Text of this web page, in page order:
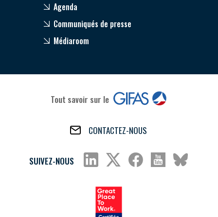
Agenda
Communiqués de presse
Médiaroom
Tout savoir sur le
CONTACTEZ-NOUS
SUIVEZ-NOUS